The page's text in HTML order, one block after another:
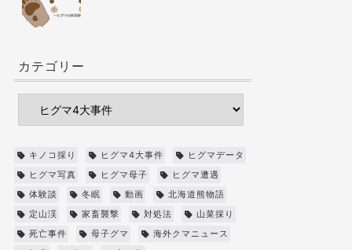
カテゴリー
キノコ採り ヒグマ4大事件
ヒグマデータ
ヒグマ写真
ヒグマ母子
ヒグマ遭遇
体験談
冬眠 動画
北海道熊物語
定山渓
家畜襲撃 対処法
山菜採り
死亡事件
母子グマ
海外クマニュース